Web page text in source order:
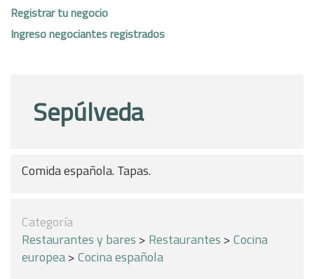
Registrar tu negocio
Ingreso negociantes registrados
Sepúlveda
Comida española. Tapas.
Categoría
Restaurantes y bares > Restaurantes >Cocina
europea>Cocina española